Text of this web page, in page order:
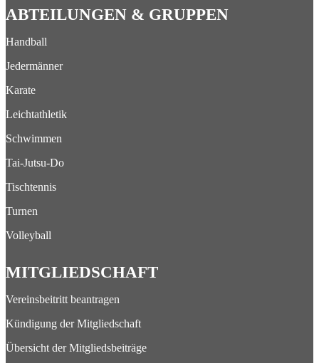
ABTEILUNGEN & GRUPPEN
Handball
Jedermänner
Karate
Leichtathletik
Schwimmen
Tai-Jutsu-Do
Tischtennis
Turnen
Volleyball
MITGLIEDSCHAFT
Vereinsbeitritt beantragen
Kündigung der Mitgliedschaft
Übersicht der Mitgliedsbeiträge